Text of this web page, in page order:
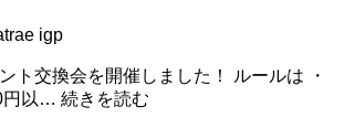
び
igp
ト交換会を開催しました！ ルールは ・
円以… 続きを読む